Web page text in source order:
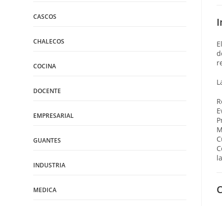
CASCOS
CHALECOS
COCINA
DOCENTE
EMPRESARIAL
GUANTES
INDUSTRIA
MEDICA